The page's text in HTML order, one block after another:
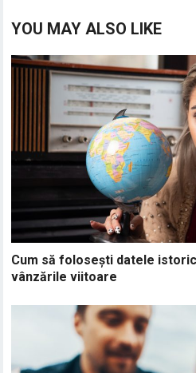
YOU MAY ALSO LIKE
Cum să folosești datele
vânzările viitoare